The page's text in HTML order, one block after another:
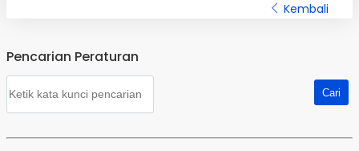
Kembali
Pencarian Peraturan